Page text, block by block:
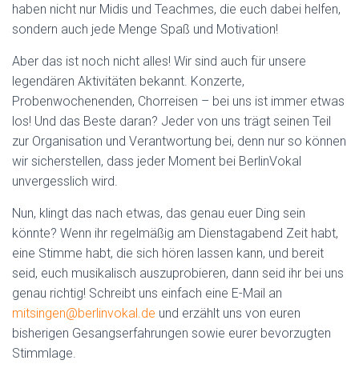
haben nicht nur Midis und Teachmes, die euch dabei helfen,
sondern auch jede Menge Spaß und Motivation!
Aber das ist noch nicht alles! Wir sind auch für unsere
legendären Aktivitäten bekannt. Konzerte,
Probenwochenenden, Chorreisen – bei uns ist immer etwas
los! Und das Beste daran? Jeder von uns trägt seinen Teil
zur Organisation und Verantwortung bei, denn nur so können
wir sicherstellen, dass jeder Moment bei BerlinVokal
unvergesslich wird.
Nun, klingt das nach etwas, das genau euer Ding sein
könnte? Wenn ihr regelmäßig am Dienstagabend Zeit habt,
eine Stimme habt, die sich hören lassen kann, und bereit
seid, euch musikalisch auszuprobieren, dann seid ihr bei uns
genau richtig! Schreibt uns einfach eine E-Mail an
mitsingen@berlinvokal.de und erzählt uns von euren
bisherigen Gesangserfahrungen sowie eurer bevorzugten
Stimmlage.